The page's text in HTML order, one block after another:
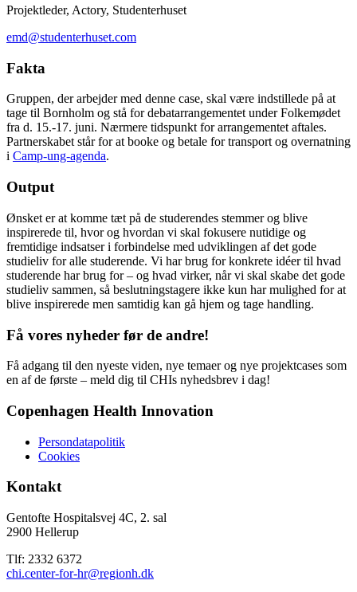
Projektleder, Actory, Studenterhuset
emd@studenterhuset.com
Fakta
Gruppen, der arbejder med denne case, skal være indstillede på at
tage til Bornholm og stå for debatarrangementet under Folkemødet
fra d. 15.-17. juni. Nærmere tidspunkt for arrangementet aftales.
Partnerskabet står for at booke og betale for transport og overnatning
i Camp-ung-agenda.
Output
Ønsket er at komme tæt på de studerendes stemmer og blive
inspirerede til, hvor og hvordan vi skal fokusere nutidige og
fremtidige indsatser i forbindelse med udviklingen af det gode
studieliv for alle studerende. Vi har brug for konkrete idéer til hvad
studerende har brug for – og hvad virker, når vi skal skabe det gode
studieliv sammen, så beslutningstagere ikke kun har mulighed for at
blive inspirerede men samtidig kan gå hjem og tage handling.
Få vores nyheder før de andre!
Få adgang til den nyeste viden, nye temaer og nye projektcases som
en af de første – meld dig til CHIs nyhedsbrev i dag!
Copenhagen Health Innovation
Persondatapolitik
Cookies
Kontakt
Gentofte Hospitalsvej 4C, 2. sal
2900 Hellerup
Tlf: 2332 6372
chi.center-for-hr@regionh.dk